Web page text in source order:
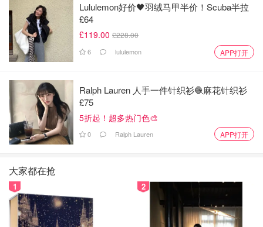
Lululemon好价🖤羽绒马甲半价！Scuba半拉
£64
£119.00 £228.00
6 lululemon APP打开
Ralph Lauren 人手一件针织衫🧶麻花针织衫
£75
5折起！超多热门色🎨
0 Ralph Lauren APP打开
大家都在抢
1 2